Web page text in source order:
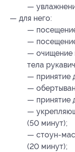
—
— для него:
—
—
— очищение
тела
— принятие
—
— принятие
—
(50 минут);
— стоун-
(20 минут);